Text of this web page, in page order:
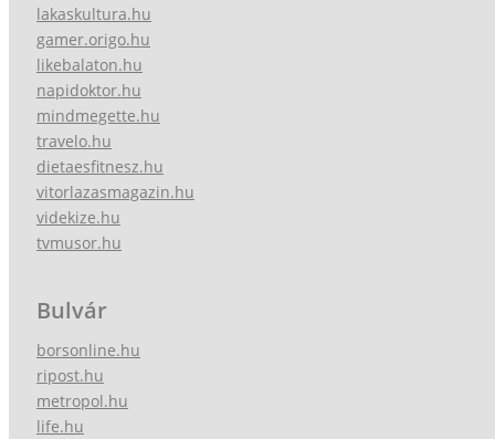
lakaskultura.hu
gamer.origo.hu
likebalaton.hu
napidoktor.hu
mindmegette.hu
travelo.hu
dietaesfitnesz.hu
vitorlazasmagazin.hu
videkize.hu
tvmusor.hu
Bulvár
borsonline.hu
ripost.hu
metropol.hu
life.hu